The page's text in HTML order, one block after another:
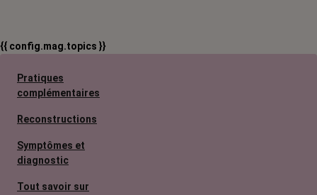
{{ config.mag.topics }}
Pratiques
complémentaires
Reconstructions
Symptômes et
diagnostic
Tout savoir sur